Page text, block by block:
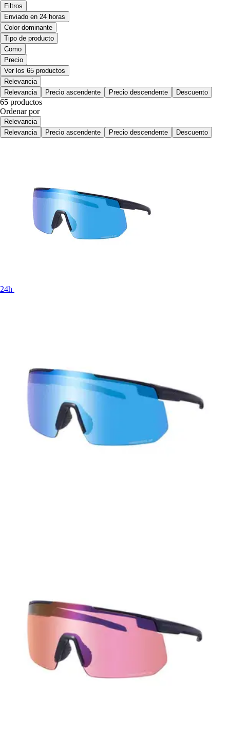
Filtros
Enviado en 24 horas
Color dominante
Tipo de producto
Como
Precio
Ver los 65 productos
Relevancia
Relevancia
Precio ascendente Precio descendente Descuento
65 productos
Ordenar por
Relevancia
Relevancia
Precio ascendente Precio descendente Descuento
24h